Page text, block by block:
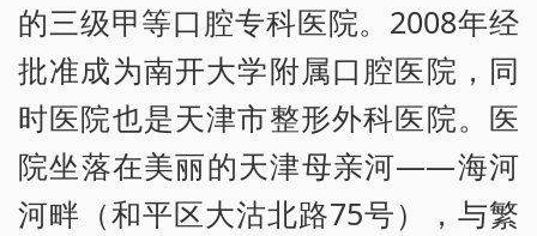
的三级甲等口腔专科医院。2008年经
批准成为南开大学附属口腔医院，同
时医院也是天津市整形外科医院。医
院坐落在美丽的天津母亲河——海河
河畔（和平区大沽北路75号），与繁